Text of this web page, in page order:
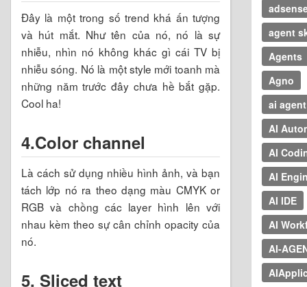
Đây là một trong số trend khá ấn tượng
và hút mắt. Như tên của nó, nó là sự
nhiễu, nhìn nó không khác gì cái TV bị
nhiễu sóng. Nó là một style mới toanh mà
những năm trước đây chưa hề bắt gặp.
Cool ha!
4.Color channel
Là cách sử dụng nhiều hình ảnh, và bạn
tách lớp nó ra theo dạng màu CMYK or
RGB và chồng các layer hình lên với
nhau kèm theo sự cân chỉnh opacity của
nó.
5. Sliced text
agent
Agents
Agno
ai agent
AI
AI
AI
AI IDE
AI
AI-